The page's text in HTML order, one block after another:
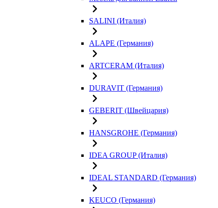
SALINI (Италия)
ALAPE (Германия)
ARTCERAM (Италия)
DURAVIT (Германия)
GEBERIT (Швейцария)
HANSGROHE (Германия)
IDEA GROUP (Италия)
IDEAL STANDARD (Германия)
KEUCO (Германия)